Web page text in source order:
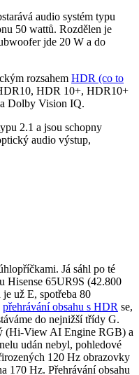
audio systém typu
50 wattů. Rozdělen je
jde 20 W a do
rozsahem HDR (co to
HDR 10+, HDR10+
Dolby Vision IQ.
2.1 a jsou schopny
audio výstup,
Já sáhl po té
Hisense 65UR9S (42.800
už E, spotřeba 80
přehrávání obsahu s HDR se,
do nejnižší třídy G.
(Hi-View AI Engine RGB) a
udán nebyl, pohledové
120 Hz obrazovky
170 Hz. Přehrávání obsahu